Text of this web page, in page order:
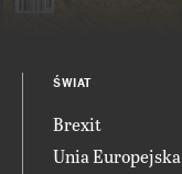
ŚWIAT
Brexit
Unia Europejska